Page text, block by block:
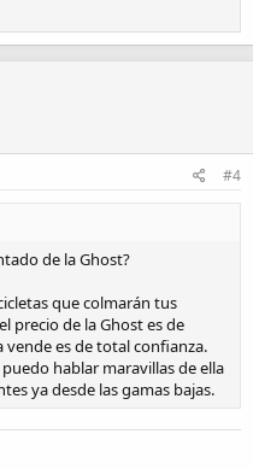
#4
de la Ghost?
que colmarán tus
precio de la Ghost es de
vende es de total confianza.
hablar maravillas de ella
ya desde las gamas bajas.